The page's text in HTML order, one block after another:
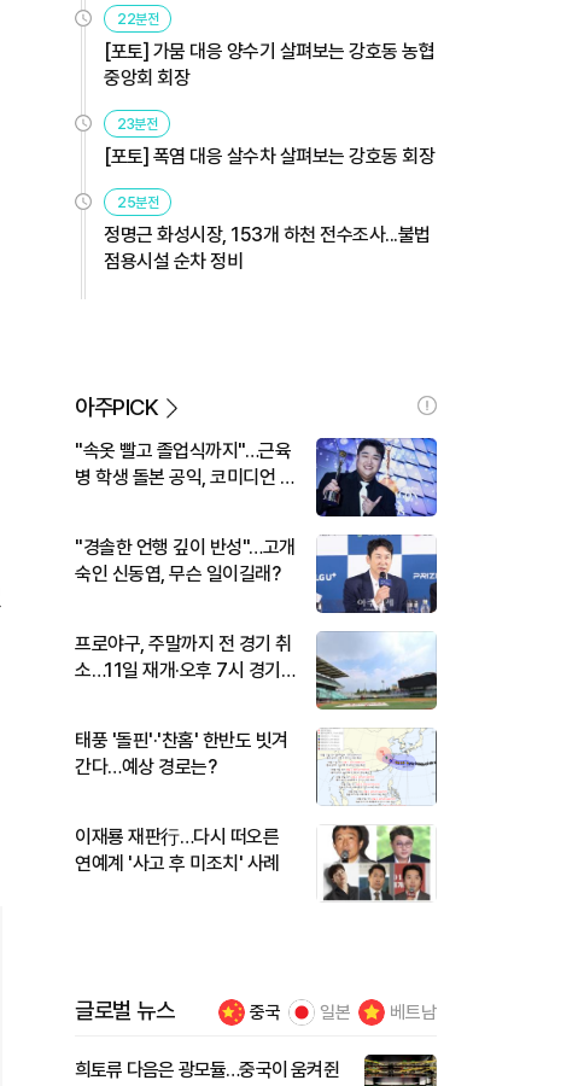
22분전
[포토] 가뭄 대응 양수기 살펴보는 강호동 농협
중앙회 회장
23분전
[포토] 폭염 대응 살수차 살펴보는 강호동 회장
25분전
정명근 화성시장, 153개 하천 전수조사...불법
점용시설 순차 정비
아주PICK
"속옷 빨고 졸업식까지"…근육
병 학생 돌본 공익, 코미디언 김
"경솔한 언행 깊이 반성"…고개
숙인 신동엽, 무슨 일이길래?
프로야구, 주말까지 전 경기 취
소…11일 재개·오후 7시 경기
태풍 '돌핀'·'찬홈' 한반도 빗겨
간다…예상 경로는?
이재룡 재판行…다시 떠오른
연예계 '사고 후 미조치' 사례
글로벌 뉴스 중국 일본 베트남
희토류 다음은 광모듈…중국이 움켜쥔